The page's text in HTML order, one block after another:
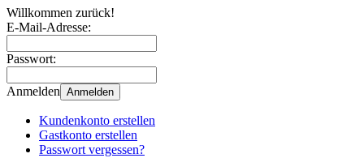
Willkommen zurück!
E-Mail-Adresse:
Passwort:
Anmelden Anmelden
Kundenkonto erstellen
Gastkonto erstellen
Passwort vergessen?